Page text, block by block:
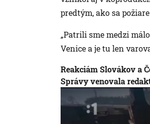
predtým, ako sa
„Patrili sme medzi
Venice a je tu len
Reakciám Slovákov a
Správy venovala